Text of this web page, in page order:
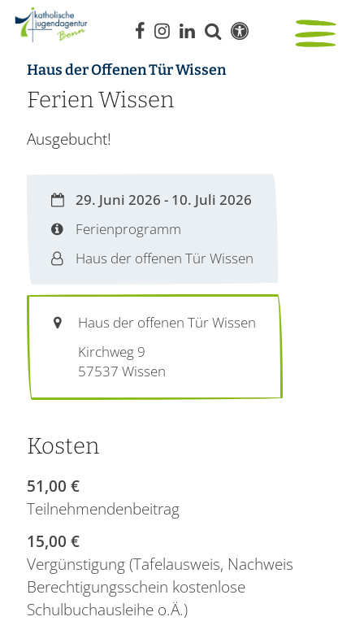
Haus der Offenen Tür Wissen:
Ferien Wissen
Ausgebucht!
Datum:29. Juni 2026 - 10. Juli 2026
Art bzw. Nummer:
Ferienprogramm
Von:Haus der offenen Tür Wissen
Ort: Haus der offenen Tür Wissen
Kirchweg 9
57537 Wissen
Kosten
51,00 €
Teilnehmendenbeitrag
15,00 €
Vergünstigung (Tafelausweis, Nachweis
Berechtigungsschein kostenlose
Schulbuchausleihe o.Ä.)